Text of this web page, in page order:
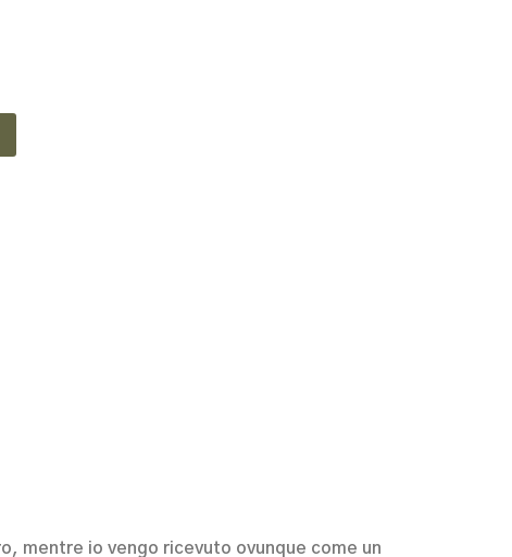
mentre io vengo ricevuto ovunque come un